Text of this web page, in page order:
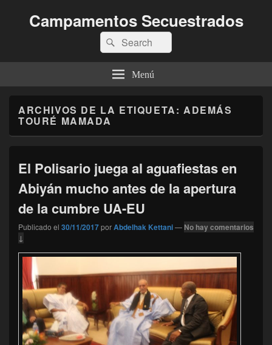
Campamentos Secuestrados
Buscar
por:
Buscar
Menú
ARCHIVOS DE LA ETIQUETA:ADEMÁS
TOURÉ MAMADA
El Polisario juega al aguafiestas en
Abiyán mucho antes de la apertura
de la cumbre UA-EU
Publicado el 30/11/2017porAbdelhak Kettani— No hay comentarios
↓